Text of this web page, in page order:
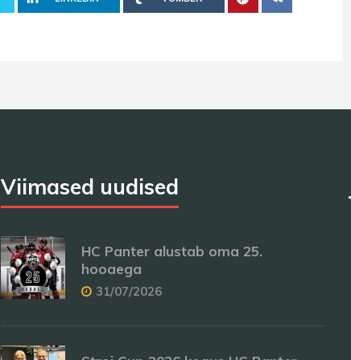
Viimased uudised
HC Panter alustab oma 25.
hooaega
31/07/2026